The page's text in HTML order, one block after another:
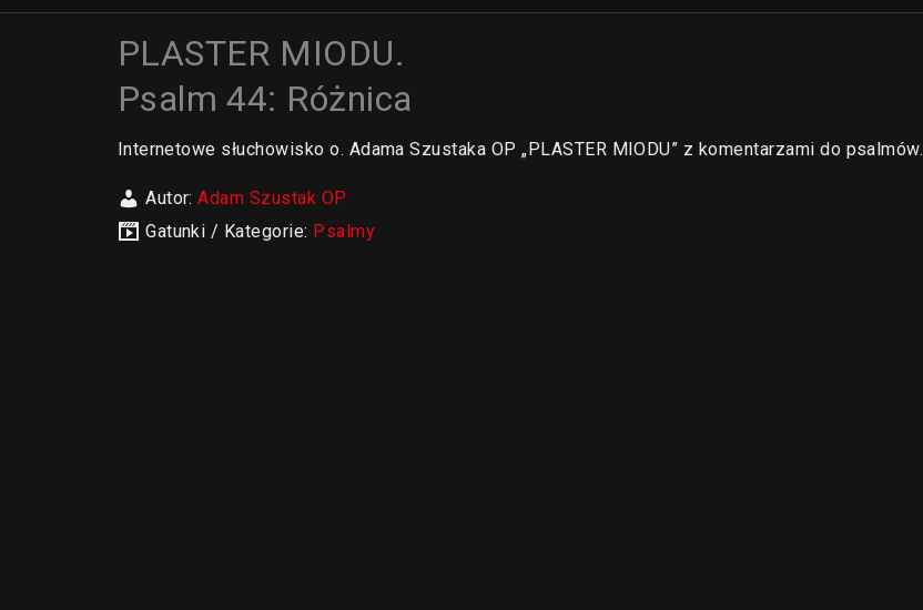
PLASTER MIODU.
Psalm 44: Różnica
Internetowe słuchowisko o. Adama Szustaka OP „PLASTER MIODU” z komentarzami do psalmów.
Autor:Adam Szustak OP
Gatunki / Kategorie: Psalmy